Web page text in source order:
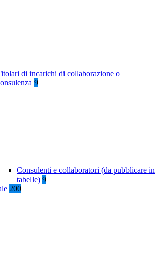
di incarichi di collaborazione o
9
Consulenti e collaboratori (da pubblicare in
tabelle) 9
200